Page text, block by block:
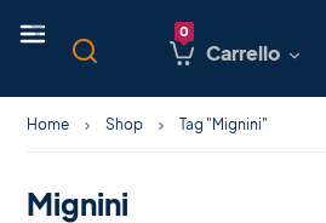
Carrello
Home Shop Tag "Mignini"
Mignini